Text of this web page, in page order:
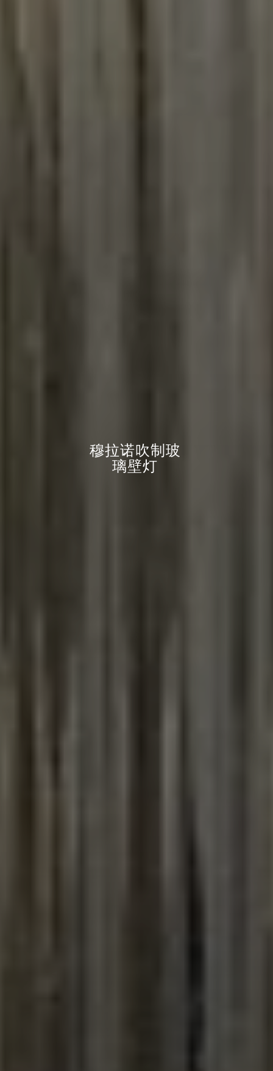
穆拉诺吹制 玻
璃壁灯